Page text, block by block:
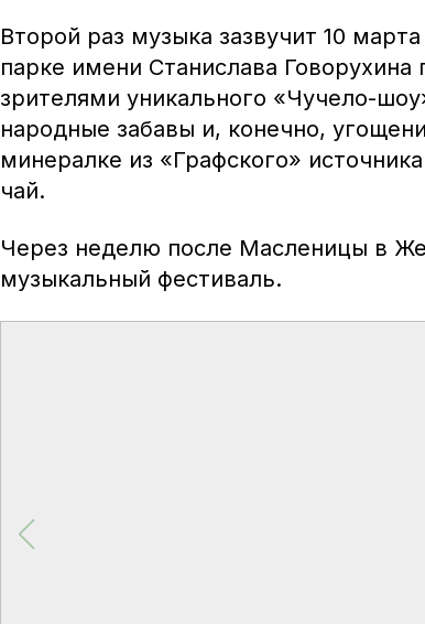
Второй раз музыка зазвучит 10
парке имени Станислава Говорухина
зрителями уникального «Чучело-
народные забавы и, конечно,
минералке из «Графского»
чай.
Через неделю после Масленицы в
музыкальный фестиваль.